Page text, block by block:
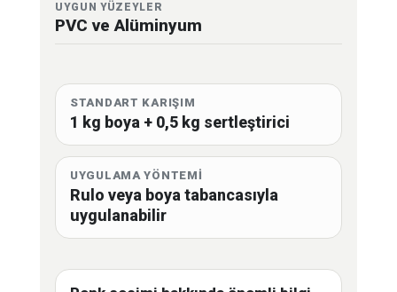
UYGUN YÜZEYLER
PVC ve Alüminyum
STANDART KARIŞIM
1 kg boya + 0,5 kg sertleştirici
UYGULAMA YÖNTEMİ
Rulo veya boya tabancasıyla
uygulanabilir